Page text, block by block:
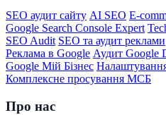
SEO аудит сайту AI SEO E-
Google Search Console Expert
SEO Audit SEO та аудит реклами
Реклама в Google Аудит Google
Google Мій Бізнес
Комплексне просування МСБ
Про нас